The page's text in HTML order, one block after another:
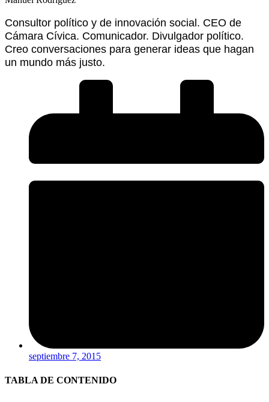
Consultor político y de innovación social. CEO de
Cámara Cívica. Comunicador. Divulgador político.
Creo conversaciones para generar ideas que hagan
un mundo más justo.
septiembre 7, 2015
TABLA DE CONTENIDO